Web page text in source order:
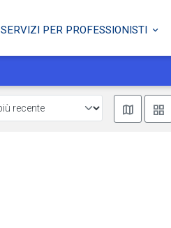
SERVIZI PER PROFESSIONISTI
Mostra